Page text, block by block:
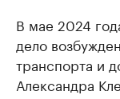
В мае 2024
дело
транспорта и
Александра